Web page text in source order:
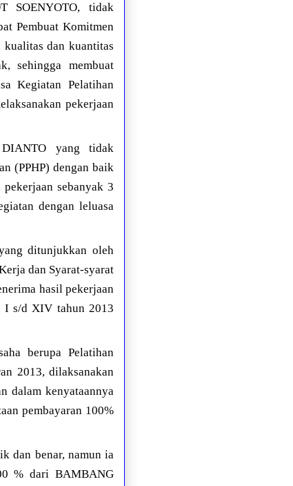
SOENYOTO, tidak
Pembuat Komitmen
dan kuantitas
sehingga membuat
Kegiatan Pelatihan
pekerjaan
yang tidak
(PPHP) dengan baik
pekerjaan sebanyak 3
dengan leluasa
ditunjukkan oleh
dan Syarat-syarat
hasil pekerjaan
I s/d XIV tahun 2013
berupa Pelatihan
2013, dilaksanakan
dalam kenyataannya
pembayaran 100%
dan benar, namun ia
% dari BAMBANG